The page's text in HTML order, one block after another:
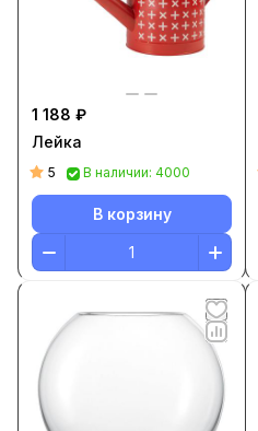
1 188 ₽
Лейка
5 В наличии: 4000
В корзину